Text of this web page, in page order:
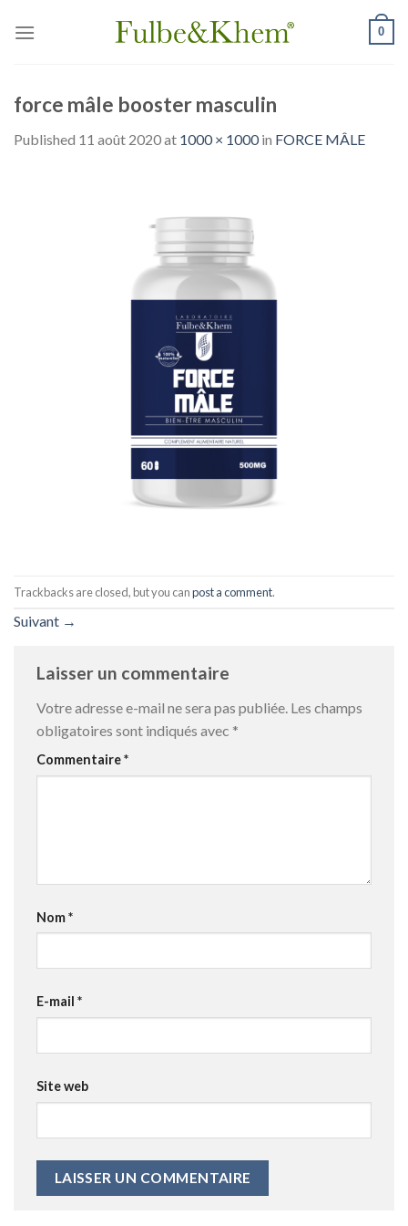
0
force mâle booster masculin
Published 11 août 2020at 1000 × 1000in FORCE MÂLE
Trackbacks are closed, but you canpost a comment.
Suivant →
Laisser un commentaire
Votre adresse e-mail ne sera pas publiée. Les champs
obligatoires sont indiqués avec *
Commentaire*
Nom*
E-mail *
Site web